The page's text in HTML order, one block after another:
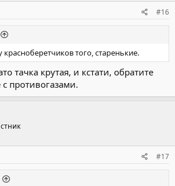
#16
красноберетчиков того, старенькие.
тачка крутая, и кстати, обратите
противогазами.
#17